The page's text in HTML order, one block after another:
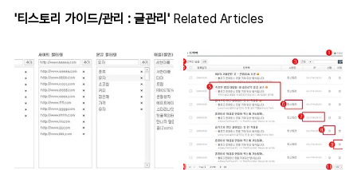
'티스토리 가이드/관리 : 글관리' Related Articles